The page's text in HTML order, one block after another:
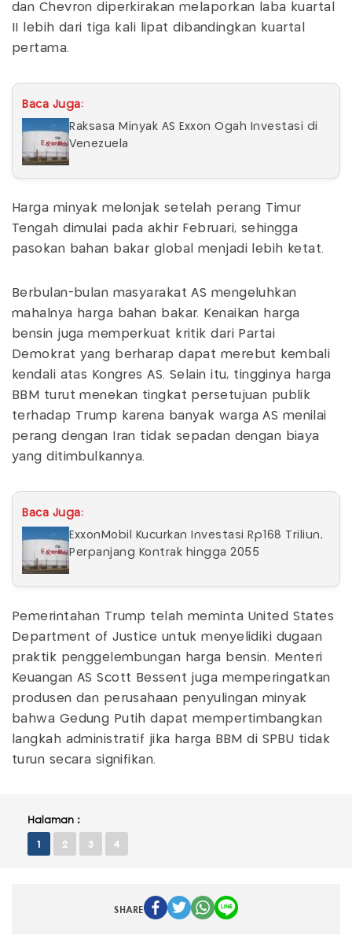
dan Chevron diperkirakan melaporkan laba kuartal
II lebih dari tiga kali lipat dibandingkan kuartal
pertama.
Baca Juga:
Raksasa Minyak AS Exxon Ogah Investasi di
Venezuela
Harga minyak melonjak setelah perang Timur
Tengah dimulai pada akhir Februari, sehingga
pasokan bahan bakar global menjadi lebih ketat.
Berbulan-bulan masyarakat AS mengeluhkan
mahalnya harga bahan bakar. Kenaikan harga
bensin juga memperkuat kritik dari Partai
Demokrat yang berharap dapat merebut kembali
kendali atas Kongres AS. Selain itu, tingginya harga
BBM turut menekan tingkat persetujuan publik
terhadap Trump karena banyak warga AS menilai
perang dengan Iran tidak sepadan dengan biaya
yang ditimbulkannya.
Baca Juga:
ExxonMobil Kucurkan Investasi Rp168 Triliun,
Perpanjang Kontrak hingga 2055
Pemerintahan Trump telah meminta United States
Department of Justice untuk menyelidiki dugaan
praktik penggelembungan harga bensin. Menteri
Keuangan AS Scott Bessent juga memperingatkan
produsen dan perusahaan penyulingan minyak
bahwa Gedung Putih dapat mempertimbangkan
langkah administratif jika harga BBM di SPBU tidak
turun secara signifikan.
Halaman :
1 2 3 4
SHARE